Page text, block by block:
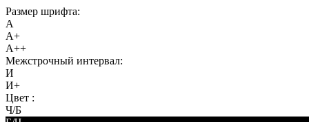
Размер шрифта:
A
A+
A++
Межстрочный интервал:
И
И+
Цвет :
Ч/Б